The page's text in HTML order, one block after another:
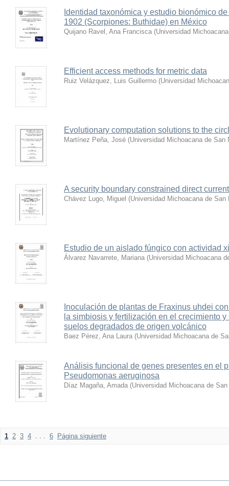
Identidad taxonómica y estudio bionómico
1902 (Scorpiones: Buthidae) en México
Quijano Ravel, Ana Francisca (Universidad
Efficient access methods for metric data
Ruiz Velázquez, Luis Guillermo (Universidad
Evolutionary computation solutions to the
Martínez Peña, José (Universidad Michoacana de San
A security boundary constrained direct
Chávez Lugo, Miguel (Universidad Michoacana de San
Estudio de un aislado fúngico con actividad
Álvarez Navarrete, Mariana (Universidad Michoacana
Inoculación de plantas de Fraxinus uhdei
la simbiosis y fertilización en el crecimiento
suelos degradados de origen volcánico
Baez Pérez, Ana Laura (Universidad Michoacana de
Análisis funcional de genes presentes en el
Pseudomonas aeruginosa
Díaz Magaña, Amada (Universidad Michoacana de
1 2 3 4 . . . 6 Página siguiente